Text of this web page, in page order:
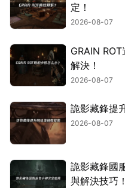
定！
2026-08-07
GRAIN
解決！
2026-08-07
詭影藏鋒提
2026-08-07
詭影藏鋒國
與解決技巧！